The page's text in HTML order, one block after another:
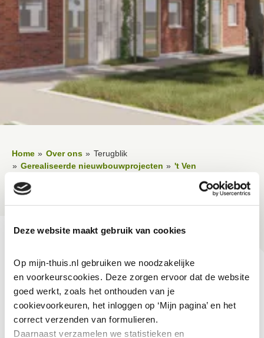
Deze website maakt gebruik van cookies
Op mijn-thuis.nl gebruiken we noodzakelijke
en voorkeurscookies. Deze zorgen ervoor dat de website
goed werkt, zoals het onthouden van je
cookievoorkeuren, het inloggen op ‘Mijn pagina’ en het
correct verzenden van formulieren.
Daarnaast verzamelen we statistieken en
Home Over ons
Terugblik
Gerealiseerde nieuwbouwprojecten
't Ven
Rondleiding Antony Moddermanstraat
Lees voor Uitleg woorden
Simpele tekst
Rondleiding Antony
Moddermanstraat